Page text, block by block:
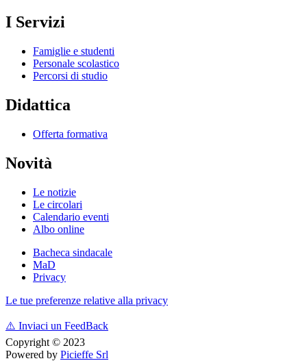
I Servizi
Famiglie e studenti
Personale scolastico
Percorsi di studio
Didattica
Offerta formativa
Novità
Le notizie
Le circolari
Calendario eventi
Albo online
Bacheca sindacale
MaD
Privacy
Le tue preferenze relative alla privacy
⚠️ Inviaci un FeedBack
Copyright © 2023
Powered by Picieffe Srl